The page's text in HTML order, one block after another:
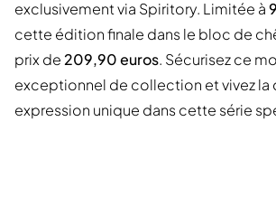
exclusivement via Spiritory. Limitée à
cette édition finale dans le bloc de
prix de 209,90 euros. Sécurisez ce
exceptionnel de collection et vivez la
expression unique dans cette série